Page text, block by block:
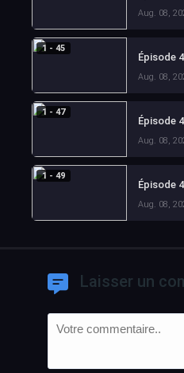
Aug. 08,
1 - 45
Épisode
Aug. 08,
1 - 47
Épisode
Aug. 08,
1 - 49
Épisode
Aug. 08,
Laisser un